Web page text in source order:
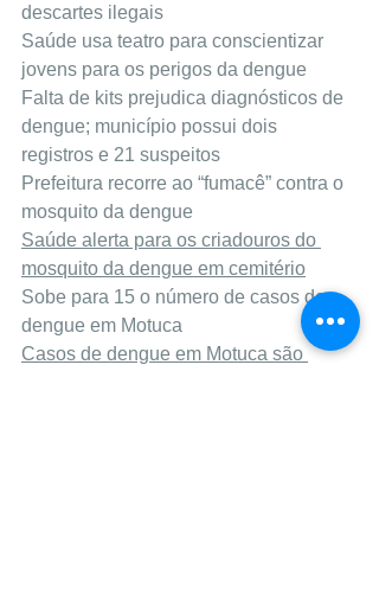
descartes ilegais
Saúde usa teatro para conscientizar
jovens para os perigos da dengue
Falta de kits prejudica diagnósticos de
dengue; município possui dois
registros e 21 suspeitos
Prefeitura recorre ao “fumacê” contra o
mosquito da dengue
Saúde alerta para os criadouros do
mosquito da dengue em cemitério
Sobe para 15 o número de casos de
dengue em Motuca
Casos de dengue em Motuca são